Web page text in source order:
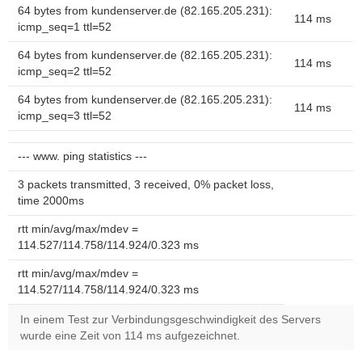
64 bytes from kundenserver.de (82.165.205.231):
icmp_seq=1 ttl=52
114 ms
64 bytes from kundenserver.de (82.165.205.231):
icmp_seq=2 ttl=52
114 ms
64 bytes from kundenserver.de (82.165.205.231):
icmp_seq=3 ttl=52
114 ms
--- www. ping statistics ---
3 packets transmitted, 3 received, 0% packet loss,
time 2000ms
rtt min/avg/max/mdev =
114.527/114.758/114.924/0.323 ms
rtt min/avg/max/mdev =
114.527/114.758/114.924/0.323 ms
In einem Test zur Verbindungsgeschwindigkeit des Servers
wurde eine Zeit von 114 ms aufgezeichnet.